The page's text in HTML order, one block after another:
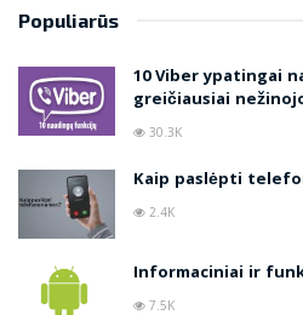
Populiarūs
10 Viber ypatingai
greičiausiai
30.3K
Kaip paslėpti
2.4K
Informaciniai ir
7.5K